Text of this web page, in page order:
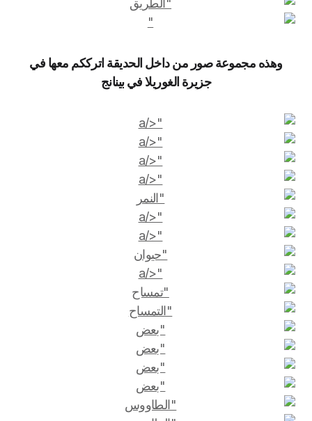
وهذه مجموعة صور من داخل الحديقة اترككم معها في
جزيرة الغوريلا في بينانج